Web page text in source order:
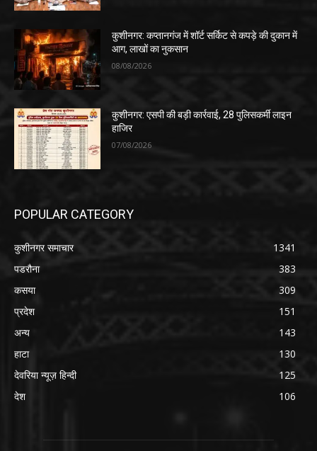
कुशीनगर: कप्तानगंज में शॉर्ट सर्किट से कपड़े की दुकान में
आग, लाखों का नुकसान
08/08/2026
कुशीनगर: एसपी की बड़ी कार्रवाई, 28 पुलिसकर्मी लाइन
हाजिर
07/08/2026
POPULAR CATEGORY
कुशीनगर समाचार
1341
पडरौना
383
कसया
309
प्रदेश
151
अन्य
143
हाटा
130
देवरिया न्यूज़ हिन्दी
125
देश
106